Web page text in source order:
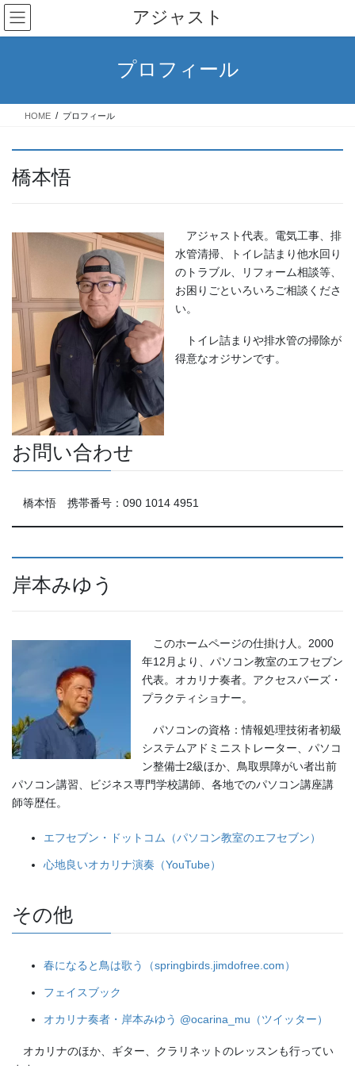
コ
ン
テ
ス
ナ
ビ
ゲ
ン
アジャスト
プロフィール
HOME プロフィール
橋本悟
アジャスト代表。電気工事、排
水管清掃、トイレ詰まり他水回り
のトラブル、リフォーム相談等、
お困りごといろいろご相談くださ
い。
トイレ詰まりや排水管の掃除が
得意なオジサンです。
お問い合わせ
橋本悟 携帯番号：090 1014 4951
岸本みゆう
このホームページの仕掛け人。2000
年12月より、パソコン教室のエフセブン
代表。オカリナ奏者。アクセスバーズ・
プラクティショナー。
パソコンの資格：情報処理技術者初級
システムアドミニストレーター、パソコ
ン整備士2級ほか、鳥取県障がい者出前
パソコン講習、ビジネス専門学校講師、各地でのパソコン講座講
師等歴任。
エフセブン・ドットコム（パソコン教室のエフセブン）
心地良いオカリナ演奏（YouTube）
その他
春になると鳥は歌う（springbirds.jimdofree.com）
フェイスブック
オカリナ奏者・岸本みゆう @ocarina_mu（ツイッター）
オカリナのほか、ギター、クラリネットのレッスンも行ってい